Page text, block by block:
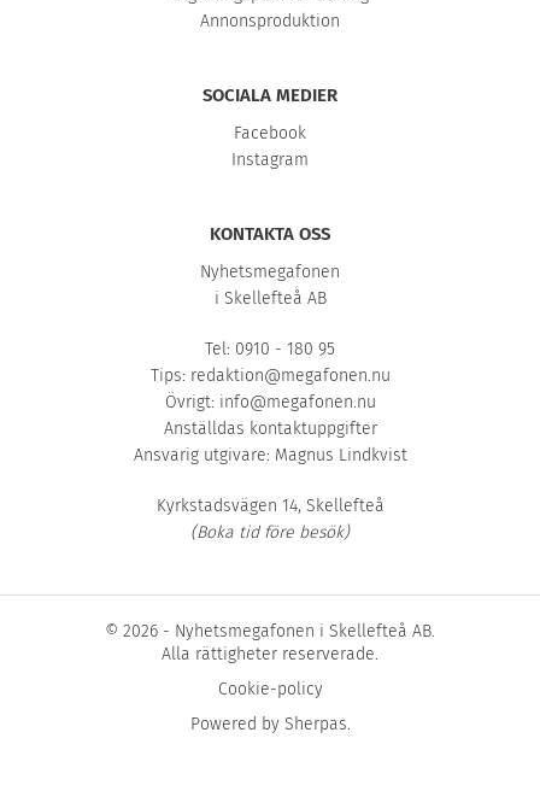
Annonsproduktion
SOCIALA MEDIER
Facebook
Instagram
KONTAKTA OSS
Nyhetsmegafonen
i Skellefteå AB
Tel: 0910 - 180 95
Tips: redaktion@megafonen.nu
Övrigt: info@megafonen.nu
Anställdas kontaktuppgifter
Ansvarig utgivare: Magnus Lindkvist
Kyrkstadsvägen 14, Skellefteå
(Boka tid före besök)
© 2026 - Nyhetsmegafonen i Skellefteå AB.
Alla rättigheter reserverade.
Cookie-policy
Powered by Sherpas.